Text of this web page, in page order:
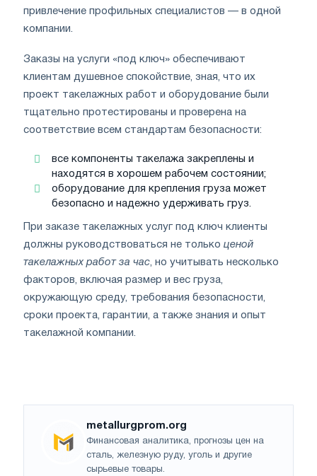
привлечение профильных специалистов — в одной
компании.
Заказы на услуги «под ключ» обеспечивают
клиентам душевное спокойствие, зная, что их
проект такелажных работ и оборудование были
тщательно протестированы и проверена на
соответствие всем стандартам безопасности:
все компоненты такелажа закреплены и
находятся в хорошем рабочем состоянии;
оборудование для крепления груза может
безопасно и надежно удерживать груз.
При заказе такелажных услуг под ключ клиенты
должны руководствоваться не только ценой
такелажных работ за час, но учитывать несколько
факторов, включая размер и вес груза,
окружающую среду, требования безопасности,
сроки проекта, гарантии, а также знания и опыт
такелажной компании.
metallurgprom.org
Финансовая аналитика, прогнозы цен на
сталь, железную руду, уголь и другие
сырьевые товары.